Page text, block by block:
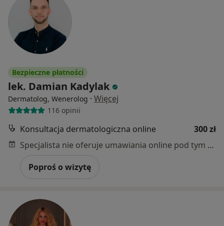
Bezpieczne płatności
lek. Damian Kadylak
Dermatolog, Wenerolog · Więcej
116 opinii
Konsultacja dermatologiczna online
300 zł
Specjalista nie oferuje umawiania online pod tym adresem.
Poproś o wizytę